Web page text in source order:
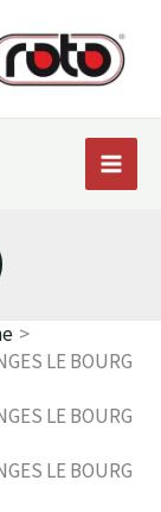
LE BOURG
LE BOURG
LE BOURG